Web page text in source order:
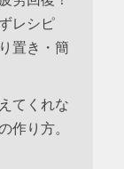
レシピ
置き・簡
てくれな
作り方。